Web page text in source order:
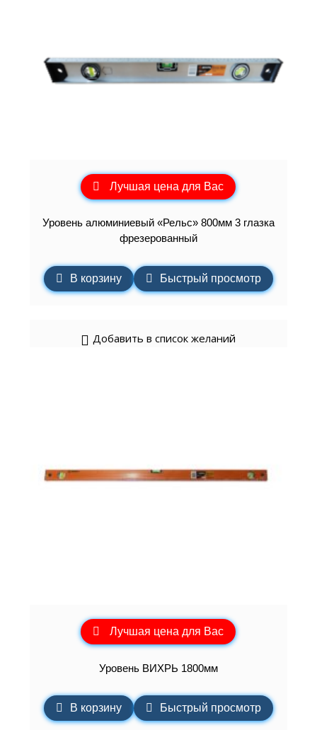
Лучшая цена для Вас
Уровень алюминиевый «Рельс» 800мм 3 глазка
фрезерованный
В корзину Быстрый просмотр
Добавить в список желаний
Лучшая цена для Вас
Уровень ВИХРЬ 1800мм
В корзину Быстрый просмотр